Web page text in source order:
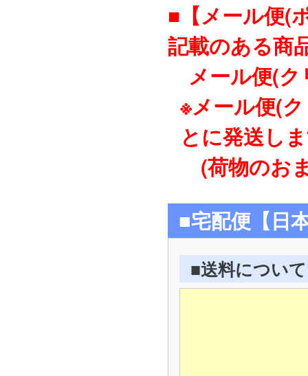
■【メール便(
記載のある商
メール便(ク
※メール便(
とに発送し
(荷物のお
■宅配便【日
■送料について